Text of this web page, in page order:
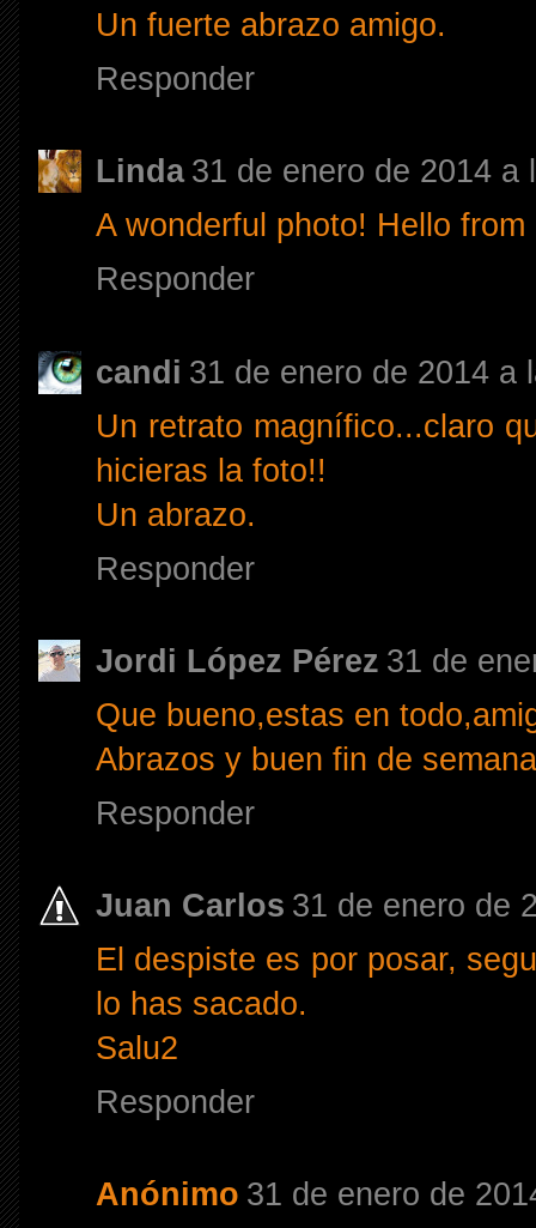
Un fuerte abrazo amigo.
Responder
Linda 31 de enero de 2014 a
A wonderful photo! Hello
Responder
candi 31 de enero de 2014 a
Un retrato magnífico...claro
hicieras la foto!!
Un abrazo.
Responder
Jordi López Pérez 31 de
Que bueno,estas en
Abrazos y buen fin de
Responder
Juan Carlos 31 de enero de
El despiste es por posar,
lo has sacado.
Salu2
Responder
Anónimo 31 de enero de